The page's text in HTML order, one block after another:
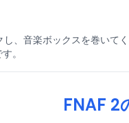
、音楽ボックスを巻い
。
FNAF 2